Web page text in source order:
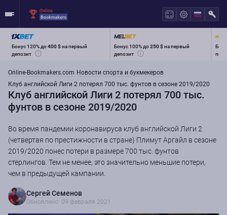
Бонус 120% до400 $на первый
депозит
Бонус 100% до250 $на первый
депозит
Online-Bookmakers.com Новости спорта и букмекеров
Клуб английской Лиги 2 потерял 700 тыс. фунтов в сезоне 2019/2020
Клуб английской Лиги 2 потерял 700 тыс.
фунтов в сезоне 2019/2020
Во время пандемии коронавируса клуб английской Лиги 2
(четвертая по престижности в стране) Плимут Аргайл в сезоне
2019/2020 понес потери в размере 700 тыс. фунтов
стерлингов. Тем не менее, это значительно меньшие потери,
чем в предыдущей кампании.
Сергей Семенов
Обновлено: 09 февраля 2021